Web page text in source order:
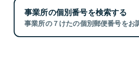
事業所の個別番号を検索する
事業所の７けたの個別郵便番号をお